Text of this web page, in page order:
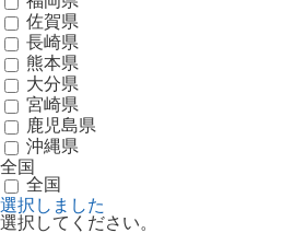
佐賀県
長崎県
熊本県
大分県
宮崎県
鹿児島県
沖縄県
全国
全国
選択しました
選択してください。